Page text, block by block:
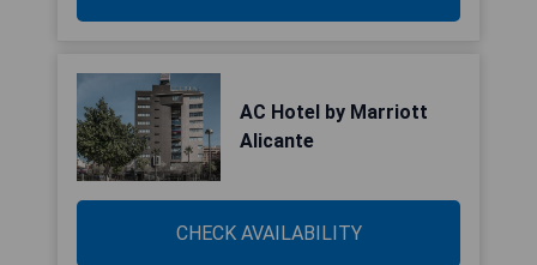
AC Hotel by Marriott
Alicante
CHECK AVAILABILITY